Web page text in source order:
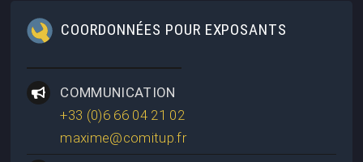
COORDONNÉES POUR EXPOSANTS
COMMUNICATION
+33 (0)6 66 04 21 02
maxime@comitup.fr